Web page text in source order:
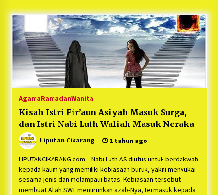
5 bulan ago
PNM Hadir dalam Setiap Langkah Dikha, Penari
Aura Farming yang Viral Ternyata Anak
Nasabah PNM Mekaar
1 tahun ago
Duh Kacau Banget, Karena Kecewa Tak Dapat
Fasilitas yang Sesuai, Para Peserta Retret
Sebelum Waktunya
1 tahun ago
Kartini Penggerak Lingkungan dari Sampah
1 tahun ago
PNM Berangkatkan Ratusan Peserta : Mudik
Aman Sampai Tujuan BUMN 2025
1 tahun ago
AgamaRamadanWanita
Kisah Istri Fir’aun Asiyah Masuk Surga,
dan Istri Nabi Luth Waliah Masuk Neraka
Liputan Cikarang 1 tahun ago
LIPUTANCIKARANG.com – Nabi Luth AS diutus untuk berdakwah
kepada kaum yang memiliki kebiasaan buruk, yakni menyukai
sesama jenis dan melampaui batas. Kebiasaan tersebut
membuat Allah SWT menurunkan azab-Nya, termasuk kepada